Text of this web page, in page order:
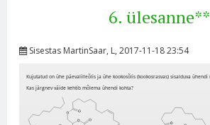
6. ülesanne**
Sisestas MartinSaar, L, 2017-11-18 23:54